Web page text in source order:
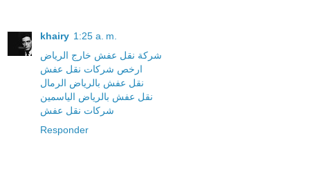
khairy 1:25 a. m.
شركة نقل عفش خارج الرياض
ارخص شركات نقل عفش
نقل عفش بالرياض الرمال
نقل عفش بالرياض الياسمين
شركات نقل عفش
Responder